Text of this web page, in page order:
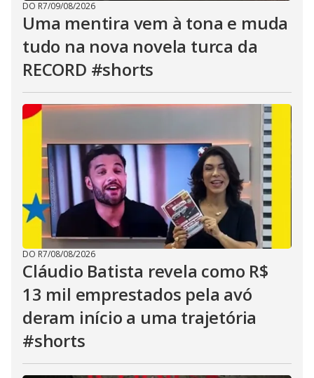
DO R7/09/08/2026
Uma mentira vem à tona e muda
tudo na nova novela turca da
RECORD #shorts
DO R7/08/08/2026
Cláudio Batista revela como R$
13 mil emprestados pela avó
deram início a uma trajetória
#shorts